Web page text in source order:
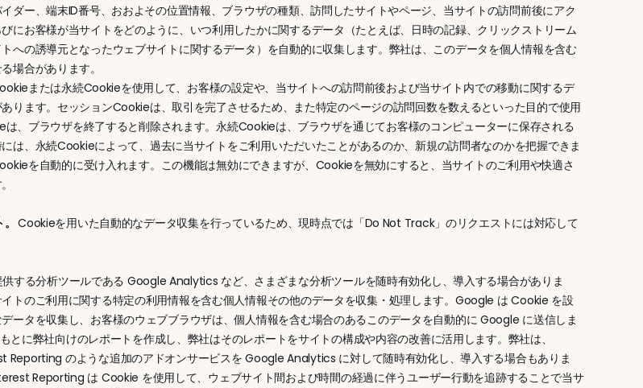
ダー、端末ID番号、おおよその位置情報、ブラウザの種類、訪問したサイトやページ、当サイトの訪問前後にアク
にお客様が当サイトをどのように、いつ利用したかに関するデータ（たとえば、日時の記録、クリックストリーム
への誘導元となったウェブサイトに関するデータ）を自動的に収集します。弊社は、このデータを個人情報を含む
場合があります。
または永続Cookieを使用して、お客様の設定や、当サイトへの訪問前後および当サイト内での移動に関するデ
ります。セッションCookieは、取引を完了させるため、また特定のページの訪問回数を数えるといった目的で使用
、ブラウザを終了すると削除されます。永続Cookieは、ブラウザを通じてお客様のコンピューターに保存される
は、永続Cookieによって、過去に当サイトをご利用いただいたことがあるのか、新規の訪問者なのかを把握できま
を自動的に受け入れます。この機能は無効にできますが、Cookieを無効にすると、当サイトのご利用や快適さ
。 Cookieを用いた自動的なデータ収集を行っているため、現時点では「Do Not Track」のリクエストには対応して
する分析ツールである Google Analytics など、さまざまな分析ツールを随時有効化し、導入する場合がありま
トのご利用に関する特定の利用情報を含む個人情報その他のデータを収集・処理します。Google は Cookie を設
ータを収集し、お客様のウェブブラウザは、個人情報を含む場合のあるこのデータを自動的に Google に送信しま
とに弊社向けのレポートを作成し、弊社はそのレポートをサイトの構成や内容の改善に活用します。弊社は、
のような追加のアドオンサービスを Google Analytics に対して随時有効化し、導入する場合もありま
Reporting は Cookie を使用して、ウェブサイト間および時間の経過に伴うユーザー行動を追跡することで当サ